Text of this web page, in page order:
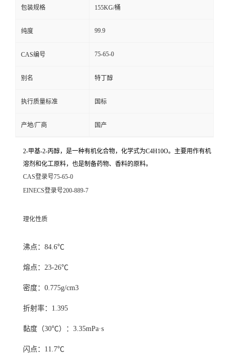
包装规格 155KG/桶
纯度 99.9
CAS编号 75-65-0
别名 特丁醇
执行质量标准 国标
产地/厂商 国产
2-甲基-2-丙醇，是一种有机化合物，化学式为C4H10O。主要用作有机
溶剂和化工原料，也是制备药物、香料的原料。
CAS登录号75-65-0
EINECS登录号200-889-7
理化性质
沸点：84.6℃
熔点：23-26℃
密度：0.775g/cm3
折射率：1.395
黏度（30℃）：3.35mPa·s
闪点：11.7℃